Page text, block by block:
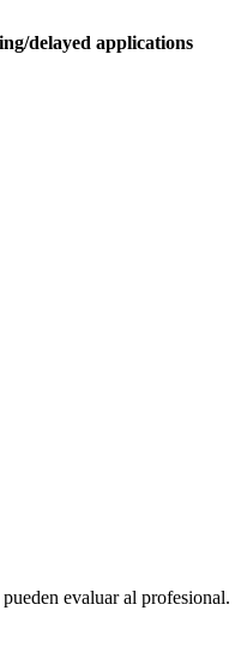
delayed applications
evaluar al profesional.